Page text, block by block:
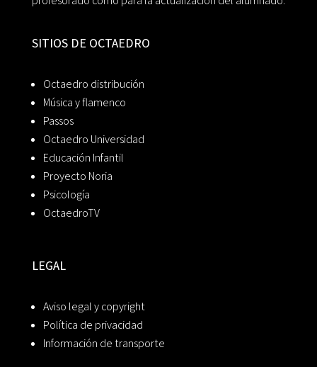
SITIOS DE OCTAEDRO
Octaedro distribución
Música y flamenco
Passos
Octaedro Universidad
Educación Infantil
Proyecto Noria
Psicología
OctaedroTV
LEGAL
Aviso legal y copyright
Política de privacidad
Información de transporte